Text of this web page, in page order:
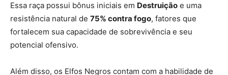
Essa raça possui bônus iniciais em Destruição e uma
resistência natural de 75% contra fogo, fatores que
fortalecem sua capacidade de sobrevivência e seu
potencial ofensivo.
Além disso, os Elfos Negros contam com a habilidade de